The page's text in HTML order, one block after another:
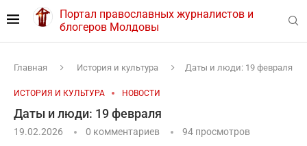
Портал православных журналистов и
блогеров Молдовы
Главная История и культура Даты и люди: 19 февраля
ИСТОРИЯ И КУЛЬТУРА НОВОСТИ
Даты и люди: 19 февраля
19.02.2026 0 комментариев 94 просмотров